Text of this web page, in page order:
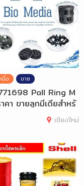
นึ่ง ขาย
Pall Ring M
คา ขายลูกมีเดียสำหรั
บัด
เชียงใหม่